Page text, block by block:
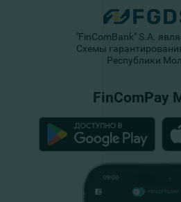
"FinComBank" S.A.
Схемы
Республики
FinComPay